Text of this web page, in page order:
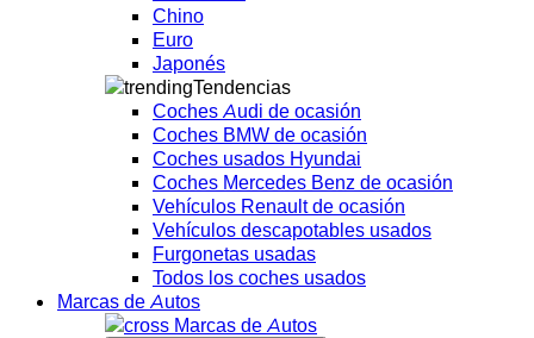
Chino
Euro
Japonés
Tendencias
Coches Audi de ocasión
Coches BMW de ocasión
Coches usados Hyundai
Coches Mercedes Benz de ocasión
Vehículos Renault de ocasión
Vehículos descapotables usados
Furgonetas usadas
Todos los coches usados
Marcas de Autos
Marcas de Autos